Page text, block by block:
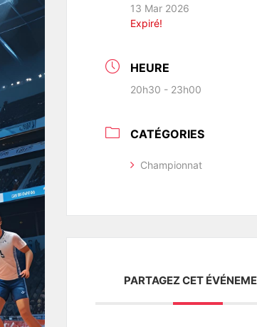
13 Mar 2026
Expiré!
HEURE
20h30 - 23h00
CATÉGORIES
Championnat
PARTAGEZ CET